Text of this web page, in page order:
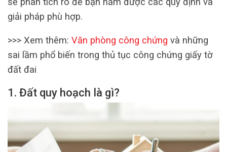
giải pháp phù hợp.
>>> Xem thêm: Văn phòng công chứng và những
sai lầm phổ biến trong thủ tục công chứng giấy tờ
đất đai
1. Đất quy hoạch là gì?